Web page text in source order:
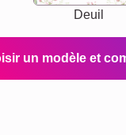
Deuil
un modèle et